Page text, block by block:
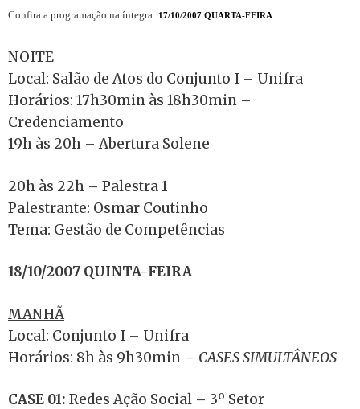
Confira a programação na íntegra: 17/10/2007 QUARTA-FEIRA
NOITE
Local: Salão de Atos do Conjunto I – Unifra
Horários: 17h30min às 18h30min –
Credenciamento
19h às 20h – Abertura Solene
20h às 22h – Palestra 1
Palestrante: Osmar Coutinho
Tema: Gestão de Competências
18/10/2007 QUINTA-FEIRA
MANHÃ
Local: Conjunto I – Unifra
Horários: 8h às 9h30min – CASES SIMULTÂNEOS
CASE 01: Redes Ação Social – 3º Setor